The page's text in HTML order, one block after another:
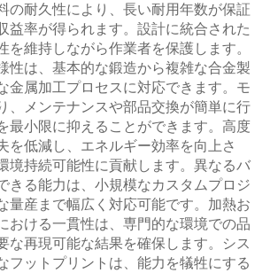
の耐久性により、長い耐用年数が保証
益率が得られます。設計に統合された
を維持しながら作業者を保護します。
性は、基本的な鍛造から複雑な合金製
金属加工プロセスに対応できます。モ
、メンテナンスや部品交換が簡単に行
最小限に抑えることができます。高度
を低減し、エネルギー効率を向上さ
境持続可能性に貢献します。異なるバ
きる能力は、小規模なカスタムプロジ
量産まで幅広く対応可能です。加熱お
おける一貫性は、専門的な環境での品
な再現可能な結果を確保します。シス
フットプリントは、能力を犠牲にする